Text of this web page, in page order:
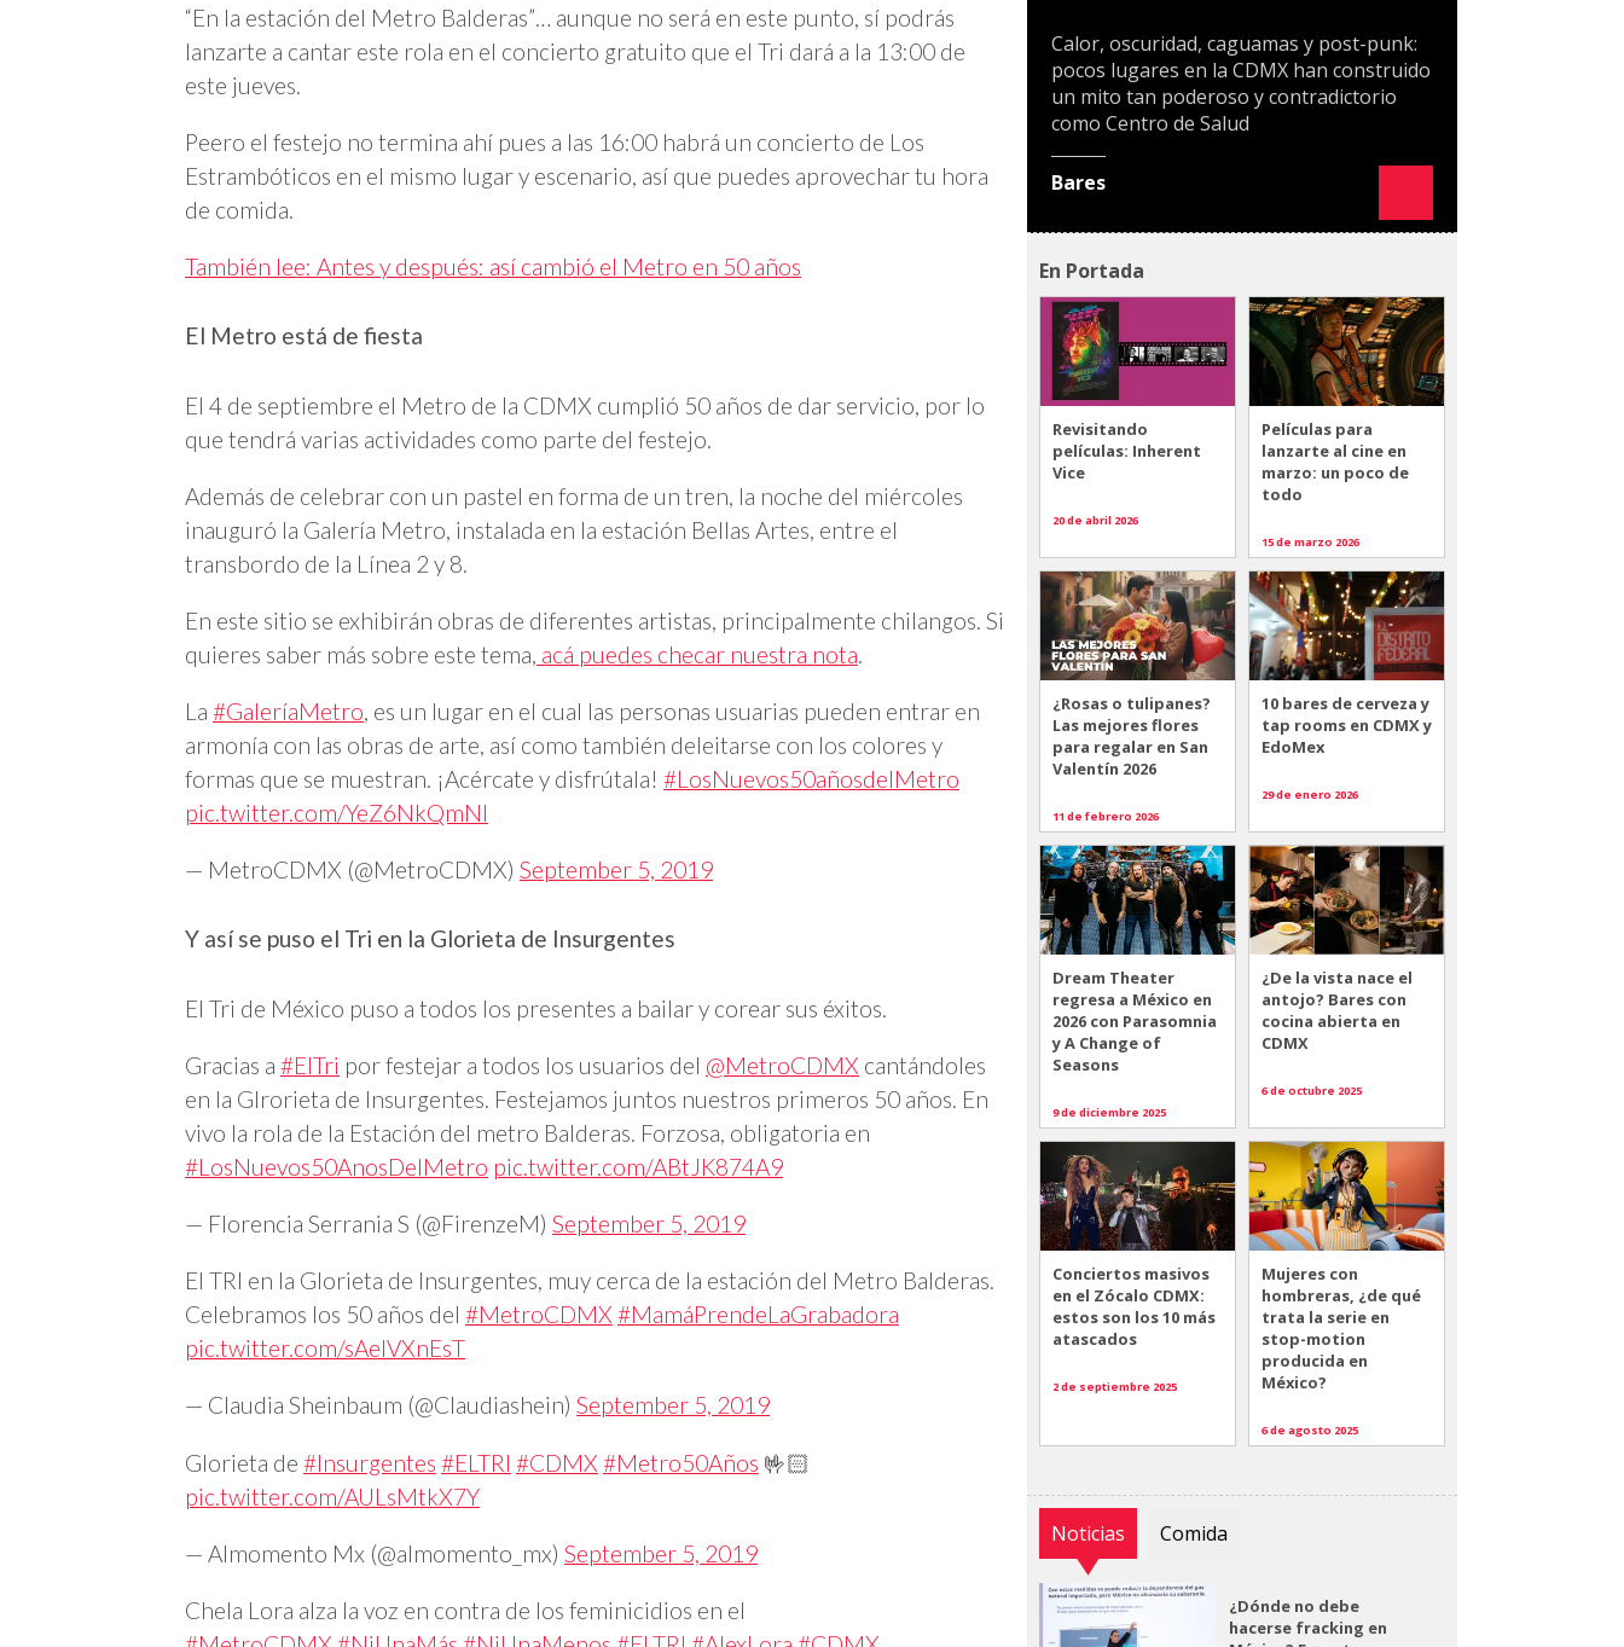
“En la estación del Metro Balderas”… aunque no será en este punto, sí podrás
lanzarte a cantar este rola en el concierto gratuito que el Tri dará a la 13:00 de
este jueves.
Peero el festejo no termina ahí pues a las 16:00 habrá un concierto de Los
Estrambóticos en el mismo lugar y escenario, así que puedes aprovechar tu hora
de comida.
También lee: Antes y después: así cambió el Metro en 50 años
El Metro está de fiesta
El 4 de septiembre el Metro de la CDMX cumplió 50 años de dar servicio, por lo
que tendrá varias actividades como parte del festejo.
Además de celebrar con un pastel en forma de un tren, la noche del miércoles
inauguró la Galería Metro, instalada en la estación Bellas Artes, entre el
transbordo de la Línea 2 y 8.
En este sitio se exhibirán obras de diferentes artistas, principalmente chilangos. Si
quieres saber más sobre este tema, acá puedes checar nuestra nota.
La #GaleríaMetro, es un lugar en el cual las personas usuarias pueden entrar en
armonía con las obras de arte, así como también deleitarse con los colores y
formas que se muestran. ¡Acércate y disfrútala! #LosNuevos50añosdelMetro
pic.twitter.com/YeZ6NkQmNI
— MetroCDMX (@MetroCDMX) September 5, 2019
Y así se puso el Tri en la Glorieta de Insurgentes
El Tri de México puso a todos los presentes a bailar y corear sus éxitos.
Gracias a #ElTri por festejar a todos los usuarios del @MetroCDMX cantándoles
en la Glrorieta de Insurgentes. Festejamos juntos nuestros primeros 50 años. En
vivo la rola de la Estación del metro Balderas. Forzosa, obligatoria en
#LosNuevos50AnosDelMetro pic.twitter.com/ABtJK874A9
— Florencia Serrania S (@FirenzeM) September 5, 2019
El TRI en la Glorieta de Insurgentes, muy cerca de la estación del Metro Balderas.
Celebramos los 50 años del #MetroCDMX #MamáPrendeLaGrabadora
pic.twitter.com/sAelVXnEsT
— Claudia Sheinbaum (@Claudiashein) September 5, 2019
Glorieta de #Insurgentes #ELTRI #CDMX #Metro50Años 🤟🏻
pic.twitter.com/AULsMtkX7Y
— Almomento Mx (@almomento_mx) September 5, 2019
Chela Lora alza la voz en contra de los feminicidios en el
Calor, oscuridad, caguamas y post-punk:
pocos lugares en la CDMX han construido
un mito tan poderoso y contradictorio
como Centro de Salud
Bares
En Portada
Revisitando
películas: Inherent
Vice
20 de abril 2026
Películas para
lanzarte al cine en
marzo: un poco de
todo
15 de marzo 2026
¿Rosas o tulipanes?
Las mejores flores
para regalar en San
Valentín 2026
11 de febrero 2026
10 bares de cerveza y
tap rooms en CDMX y
EdoMex
29 de enero 2026
Dream Theater
regresa a México en
2026 con Parasomnia
y A Change of
Seasons
9 de diciembre 2025
¿De la vista nace el
antojo? Bares con
cocina abierta en
CDMX
6 de octubre 2025
Conciertos masivos
en el Zócalo CDMX:
estos son los 10 más
atascados
2 de septiembre 2025
Mujeres con
hombreras, ¿de qué
trata la serie en
stop-motion
producida en
México?
6 de agosto 2025
Noticias Comida
¿Dónde no debe
hacerse fracking en